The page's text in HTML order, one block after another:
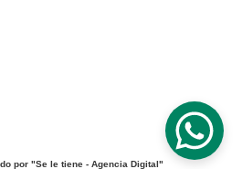
por "Se le tiene - Agencia Digital"